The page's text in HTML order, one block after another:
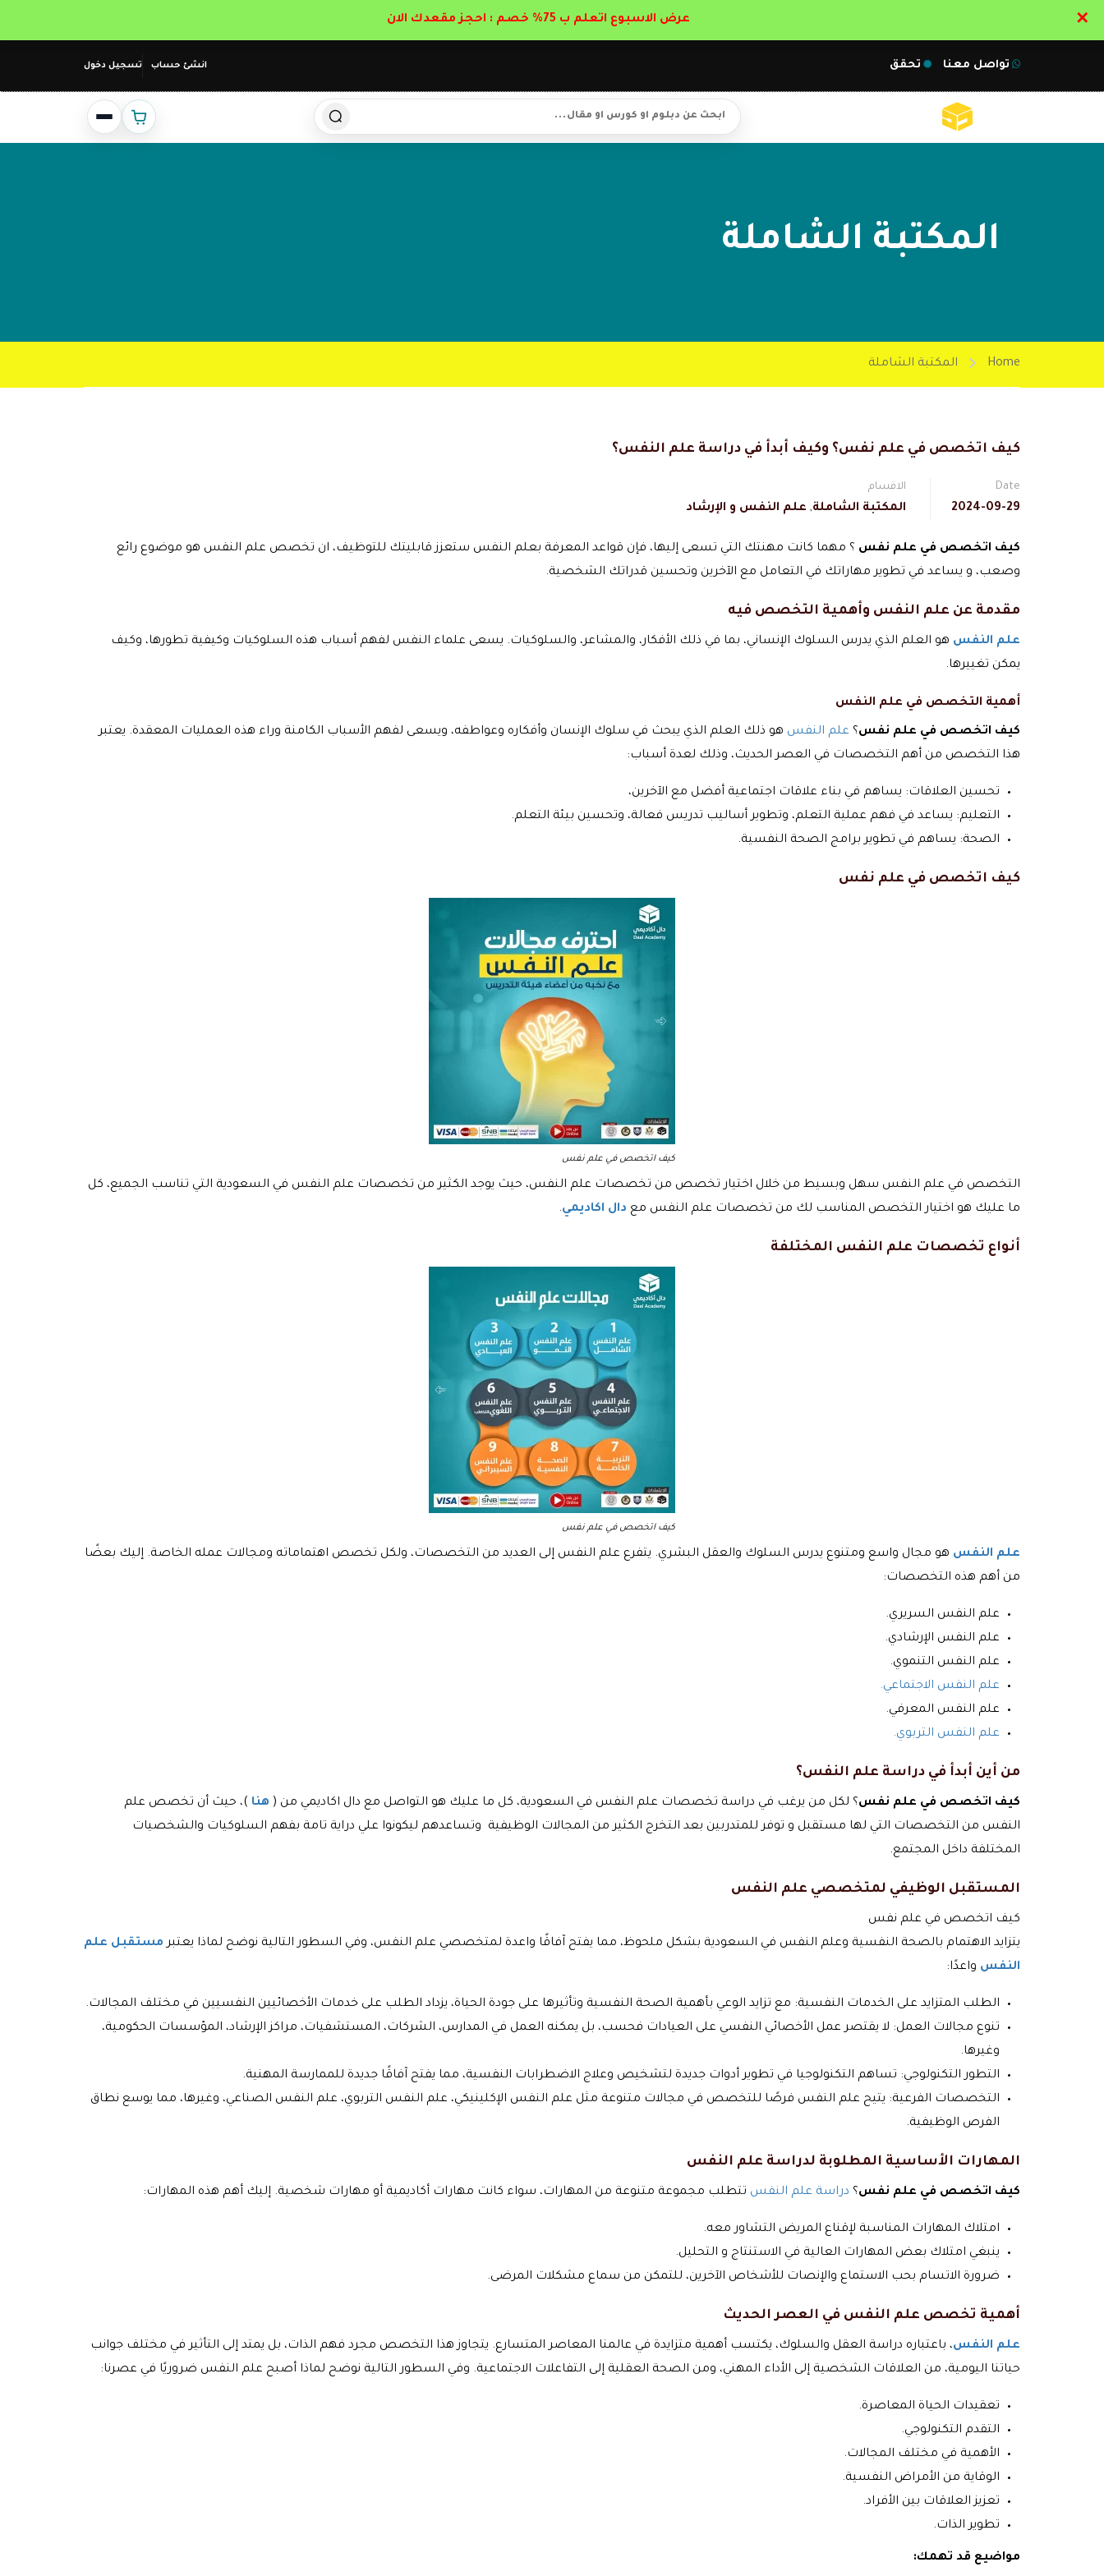
انشئ حساب تسجيل دخول تواصل معنا تحقق
المكتبة الشاملة
Home المكتبة الشاملة
كيف اتخصص في علم نفس؟ وكيف أبدأ في دراسة علم النفس؟
Date
2024-09-29
الاقسام
المكتبة الشاملة, علم النفس و الإرشاد
كيف اتخصص في علم نفس ؟ مهما كانت مهنتك التي تسعى إليها، فإن قواعد المعرفة بعلم النفس ستعزز قابليتك للتوظيف، ان تخصص علم النفس هو موضوع رائع
وصعب، و يساعد في تطوير مهاراتك في التعامل مع الآخرين وتحسين قدراتك الشخصية.
مقدمة عن علم النفس وأهمية التخصص فيه
علم النفس هو العلم الذي يدرس السلوك الإنساني، بما في ذلك الأفكار، والمشاعر، والسلوكيات. يسعى علماء النفس لفهم أسباب هذه السلوكيات وكيفية تطورها، وكيف
يمكن تغييرها.
أهمية التخصص في علم النفس
كيف اتخصص في علم نفس؟ علم النفس هو ذلك العلم الذي يبحث في سلوك الإنسان وأفكاره وعواطفه، ويسعى لفهم الأسباب الكامنة وراء هذه العمليات المعقدة. يعتبر
هذا التخصص من أهم التخصصات في العصر الحديث، وذلك لعدة أسباب:
تحسين العلاقات: يساهم في بناء علاقات اجتماعية أفضل مع الآخرين،
التعليم: يساعد في فهم عملية التعلم، وتطوير أساليب تدريس فعالة، وتحسين بيئة التعلم.
الصحة: يساهم في تطوير برامج الصحة النفسية.
كيف اتخصص في علم نفس
كيف اتخصص في علم نفس
التخصص في علم النفس سهل وبسيط من خلال اختيار تخصص من تخصصات علم النفس، حيث يوجد الكثير من تخصصات علم النفس في السعودية التي تناسب الجميع، كل
ما عليك هو اختيار التخصص المناسب لك من تخصصات علم النفس مع دال اكاديمي.
أنواع تخصصات علم النفس المختلفة
كيف اتخصص في علم نفس
علم النفس هو مجال واسع ومتنوع يدرس السلوك والعقل البشري. يتفرع علم النفس إلى العديد من التخصصات، ولكل تخصص اهتماماته ومجالات عمله الخاصة. إليك بعضًا
من أهم هذه التخصصات:
علم النفس السريري.
علم النفس الإرشادي.
علم النفس التنموي.
علم النفس الاجتماعي.
علم النفس المعرفي.
علم النفس التربوي.
من أين أبدأ في دراسة علم النفس؟
كيف اتخصص في علم نفس؟ لكل من يرغب في دراسة تخصصات علم النفس في السعودية، كل ما عليك هو التواصل مع دال اكاديمي من ( هنا )، حيث أن تخصص علم
النفس من التخصصات التي لها مستقبل و توفر للمتدربين بعد التخرج الكثير من المجالات الوظيفية وتساعدهم ليكونوا علي دراية تامة بفهم السلوكيات والشخصيات
المختلفة داخل المجتمع.
المستقبل الوظيفي لمتخصصي علم النفس
كيف اتخصص في علم نفس
يتزايد الاهتمام بالصحة النفسية وعلم النفس في السعودية بشكل ملحوظ، مما يفتح آفاقًا واعدة لمتخصصي علم النفس، وفي السطور التالية نوضح لماذا يعتبر مستقبل علم
النفس واعدًا:
الطلب المتزايد على الخدمات النفسية: مع تزايد الوعي بأهمية الصحة النفسية وتأثيرها على جودة الحياة، يزداد الطلب على خدمات الأخصائيين النفسيين في مختلف المجالات.
تنوع مجالات العمل: لا يقتصر عمل الأخصائي النفسي على العيادات فحسب، بل يمكنه العمل في المدارس، الشركات، المستشفيات، مراكز الإرشاد، المؤسسات الحكومية،
وغيرها.
التطور التكنولوجي: تساهم التكنولوجيا في تطوير أدوات جديدة لتشخيص وعلاج الاضطرابات النفسية، مما يفتح آفاقًا جديدة للممارسة المهنية.
التخصصات الفرعية: يتيح علم النفس فرصًا للتخصص في مجالات متنوعة مثل علم النفس الإكلينيكي، علم النفس التربوي، علم النفس الصناعي، وغيرها، مما يوسع نطاق
الفرص الوظيفية.
المهارات الأساسية المطلوبة لدراسة علم النفس
كيف اتخصص في علم نفس؟ دراسة علم النفس تتطلب مجموعة متنوعة من المهارات، سواء كانت مهارات أكاديمية أو مهارات شخصية. إليك أهم هذه المهارات:
امتلاك المهارات المناسبة لإقناع المريض التشاور معه.
ينبغي امتلاك بعض المهارات العالية في الاستنتاج و التحليل.
ضرورة الاتسام بحب الاستماع والإنصات للأشخاص الآخرين، للتمكن من سماع مشكلات المرضى.
أهمية تخصص علم النفس في العصر الحديث
علم النفس، باعتباره دراسة العقل والسلوك، يكتسب أهمية متزايدة في عالمنا المعاصر المتسارع. يتجاوز هذا التخصص مجرد فهم الذات، بل يمتد إلى التأثير في مختلف جوانب
حياتنا اليومية، من العلاقات الشخصية إلى الأداء المهني، ومن الصحة العقلية إلى التفاعلات الاجتماعية. وفي السطور التالية نوضح لماذا أصبح علم النفس ضروريًا في عصرنا:
تعقيدات الحياة المعاصرة.
التقدم التكنولوجي.
الأهمية في مختلف المجالات.
الوقاية من الأمراض النفسية.
تعزيز العلاقات بين الأفراد.
تطوير الذات.
مواضيع قد تهمك:
عرض الاسبوع اتعلم ب 75% خصم : احجز مقعدك الان ✕